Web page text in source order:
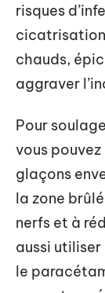
risques
chauds,
aggraver
Pour
vous
glaçons
la zone
nerfs et à
aussi
le